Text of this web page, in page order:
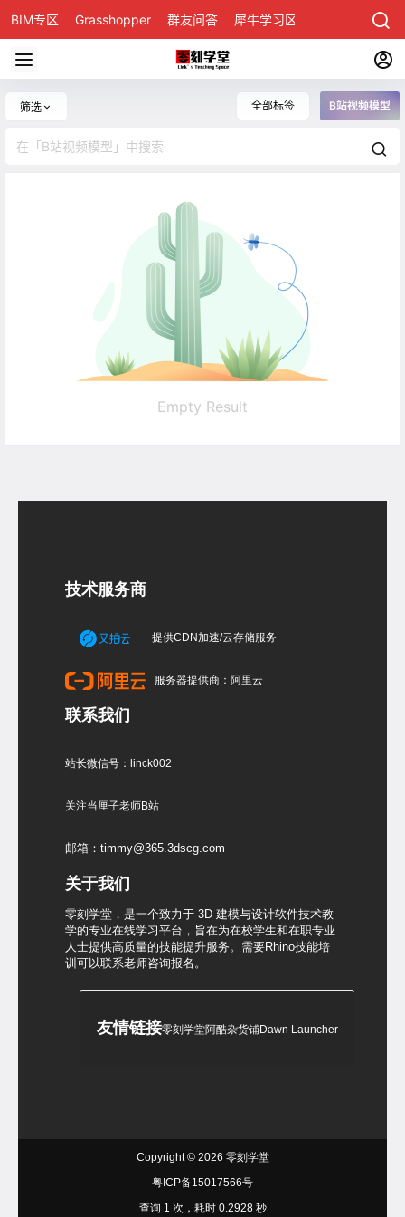
BIM专区 Grasshopper 群友问答 犀牛学习区
筛选 全部标签 B站视频模型
Empty Result
技术服务商
提供CDN加速/云存储服务
服务器提供商：阿里云
联系我们
站长微信号：linck002
关注当厘子老师B站
邮箱：timmy@365.3dscg.com
关于我们
零刻学堂，是一个致力于 3D 建模与设计软件技术教
学的专业在线学习平台，旨在为在校学生和在职专业
人士提供高质量的技能提升服务。需要Rhino技能培
训可以联系老师咨询报名。
友情链接零刻学堂阿酷杂货铺Dawn Launcher
Copyright © 2026 零刻学堂
粤ICP备15017566号
查询 1 次，耗时 0.2928 秒